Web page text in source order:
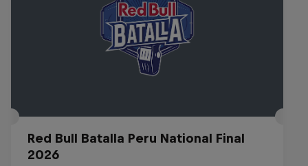
Red Bull Batalla Peru National Final
2026